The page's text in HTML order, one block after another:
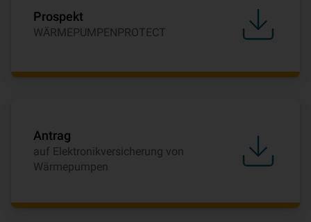
Prospekt
WÄRMEPUMPENPROTECT
Antrag
auf Elektronikversicherung von
Wärmepumpen